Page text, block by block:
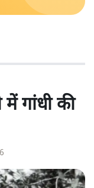
गांधी की